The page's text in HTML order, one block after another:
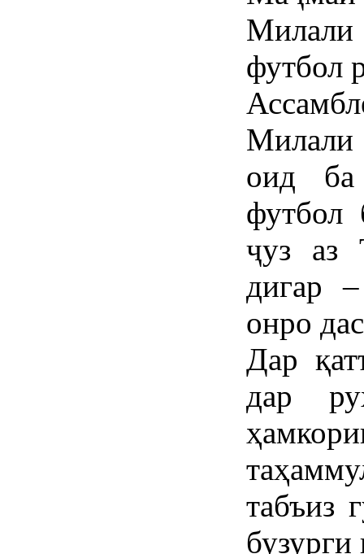
Милали
футбол
оид ба
футбол
ҷуз аз
дигар
онро
Дар
дар
табъиз